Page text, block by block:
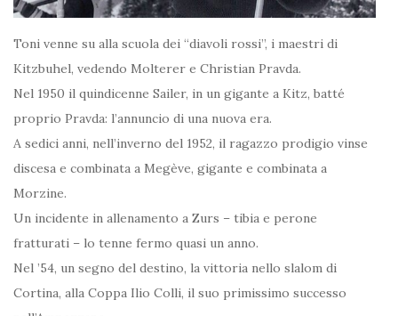
Toni venne su alla scuola dei “diavoli rossi”, i maestri di
Kitzbuhel, vedendo Molterer e Christian Pravda.
Nel 1950 il quindicenne Sailer, in un gigante a Kitz, batté
proprio Pravda: l’annuncio di una nuova era.
A sedici anni, nell’inverno del 1952, il ragazzo prodigio vinse
discesa e combinata a Megève, gigante e combinata a
Morzine.
Un incidente in allenamento a Zurs – tibia e perone
fratturati – lo tenne fermo quasi un anno.
Nel ’54, un segno del destino, la vittoria nello slalom di
Cortina, alla Coppa Ilio Colli, il suo primissimo successo